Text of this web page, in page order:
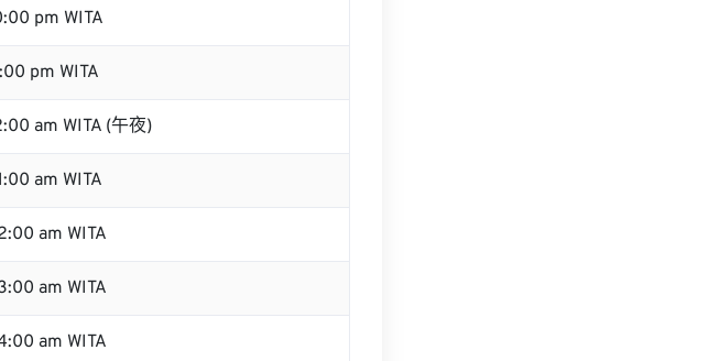
pm WITA
pm WITA
am WITA (午夜)
am WITA
am WITA
am WITA
am WITA